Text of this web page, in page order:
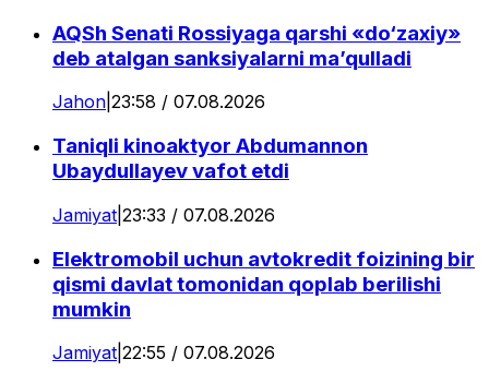
AQSh Senati Rossiyaga qarshi «do‘zaxiy»
deb atalgan sanksiyalarni ma’qulladi
Jahon 23:58 / 07.08.2026
Taniqli kinoaktyor Abdumannon
Ubaydullayev vafot etdi
Jamiyat 23:33 / 07.08.2026
Elektromobil uchun avtokredit foizining bir
qismi davlat tomonidan qoplab berilishi
mumkin
Jamiyat 22:55 / 07.08.2026